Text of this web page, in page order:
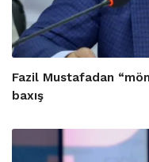
Fazil Mustafadan
baxış